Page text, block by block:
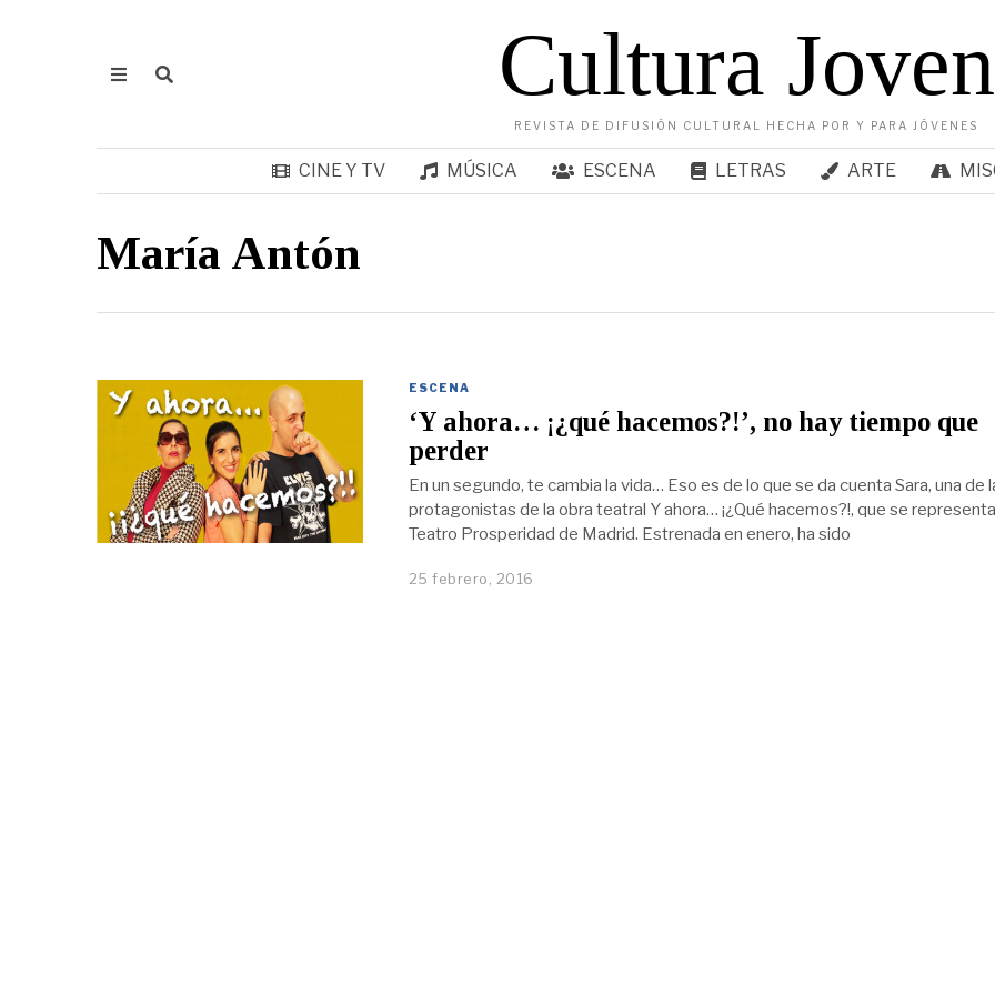
Cultura Joven
REVISTA DE DIFUSIÓN CULTURAL HECHA POR Y PARA JÓVENES
CINE Y TV MÚSICA ESCENA LETRAS ARTE
María Antón
ESCENA
‘Y ahora… ¡¿qué hacemos?!’, no hay tiempo que
perder
En un segundo, te cambia la vida… Eso es de lo que se da cuenta Sara, una de
protagonistas de la obra teatral Y ahora… ¡¿Qué hacemos?!, que se
Teatro Prosperidad de Madrid. Estrenada en enero, ha sido
25 febrero, 2016